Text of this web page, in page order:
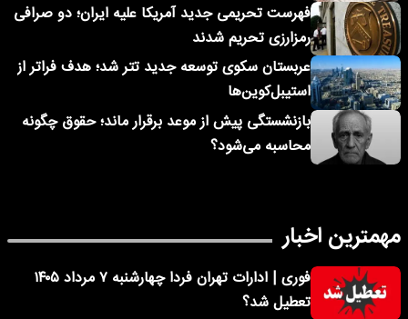
فهرست تحریمی جدید آمریکا علیه ایران؛ دو صرافی
رمزارزی تحریم شدند
عربستان سکوی توسعه جدید تتر شد؛ هدف فراتر از
استیبل‌کوین‌ها
بازنشستگی پیش از موعد برقرار ماند؛ حقوق چگونه
محاسبه می‌شود؟
مهمترین اخبار
فوری | ادارات تهران فردا چهارشنبه ۷ مرداد ۱۴۰۵
تعطیل شد؟